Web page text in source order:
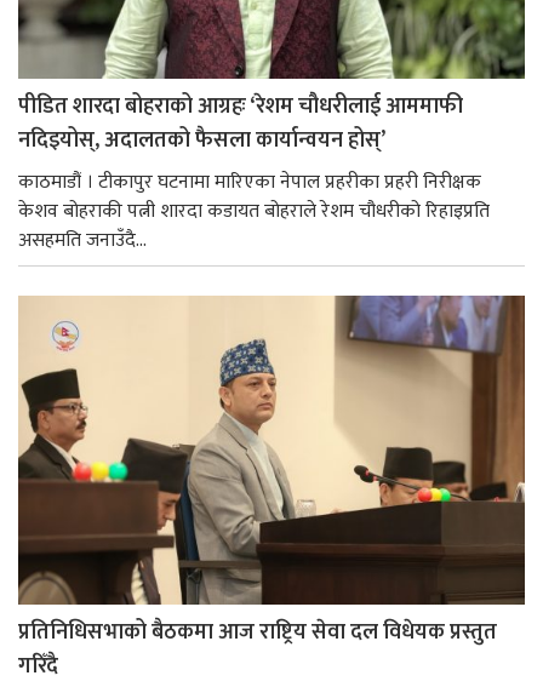
पीडित शारदा बोहराको आग्रहः ‘रेशम चौधरीलाई आममाफी
नदिइयोस्, अदालतको फैसला कार्यान्वयन होस्’
काठमाडौं । टीकापुर घटनामा मारिएका नेपाल प्रहरीका प्रहरी निरीक्षक
केशव बोहराकी पत्नी शारदा कडायत बोहराले रेशम चौधरीको रिहाइप्रति
असहमति जनाउँदै...
प्रतिनिधिसभाको बैठकमा आज राष्ट्रिय सेवा दल विधेयक प्रस्तुत
गरिँदै